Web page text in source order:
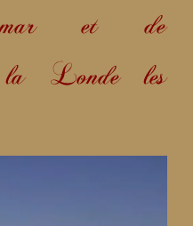
et de
Londe les